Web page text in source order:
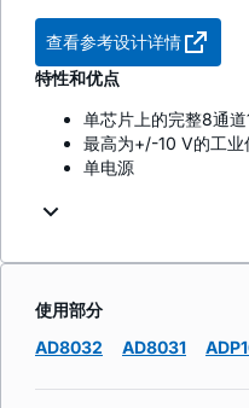
查看参考设计详情
特性和优点
单芯片上的完整8通
最高为+/-10 V的工业
单电源
使用部分
AD8032
AD8031